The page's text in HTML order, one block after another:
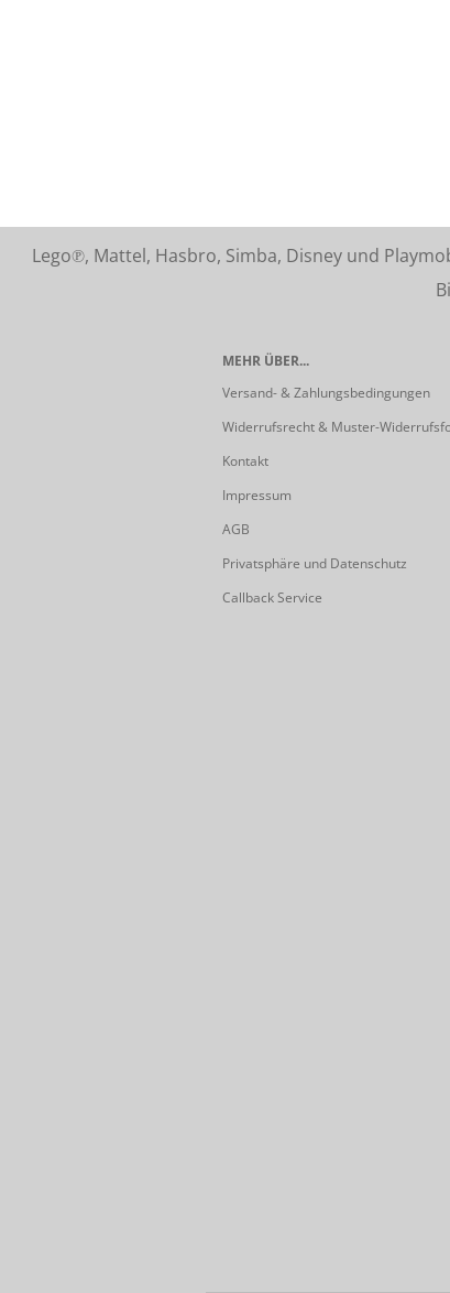
Lego℗, Mattel, Hasbro, Simba, Disney und
Bitte
MEHR ÜBER...
Versand- & Zahlungsbedingungen
Widerrufsrecht & Muster-
Kontakt
Impressum
AGB
Privatsphäre und Datenschutz
Callback Service